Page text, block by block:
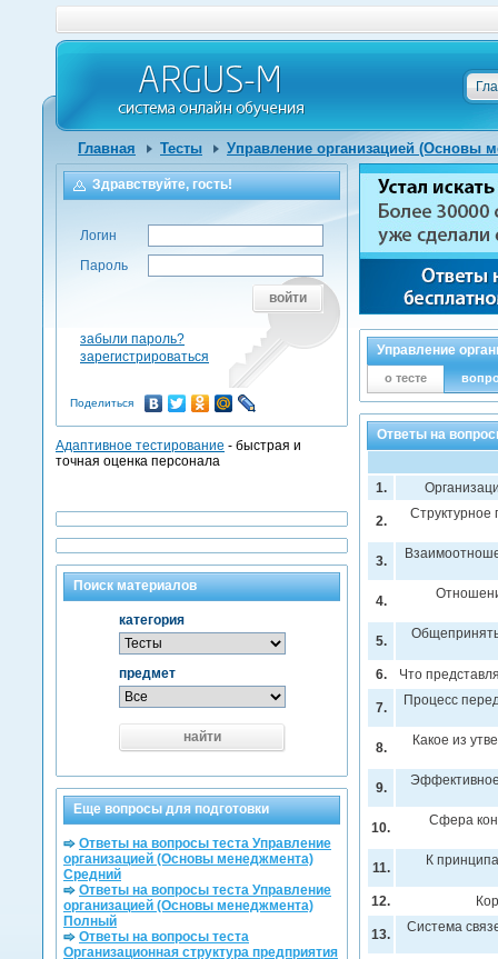
Главная Тесты Управление организацией (Основы
Управление
о тесте
Ответы на
1.
2.
3.
4.
5.
6. Что
7. Процесс
8. Какое из
9.
10. Сфера
11. К
12.
13. Система
Здравствуйте, гость!
Логин
Пароль
войти
забыли пароль?
зарегистрироваться
Поделиться
Адаптивное тестирование - быстрая и
точная оценка персонала
Поиск материалов
категория
предмет
найти
Еще вопросы для подготовки
Ответы на вопросы теста Управление
организацией (Основы менеджмента)
Средний
Ответы на вопросы теста Управление
организацией (Основы менеджмента)
Полный
Ответы на вопросы теста
Организационная структура предприятия